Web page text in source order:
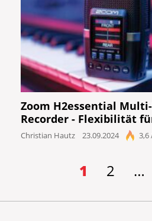
Zoom H2essential
Recorder - Flexibilität
Christian Hautz 23.09.2024 3,6
1 2 …